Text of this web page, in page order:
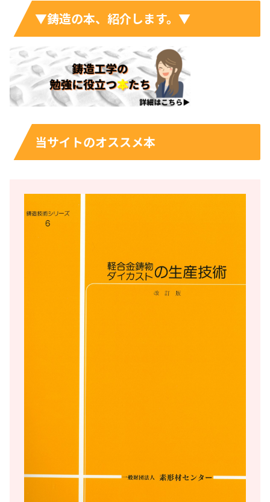
▼鋳造の本、紹介します。▼
当サイトのオススメ本